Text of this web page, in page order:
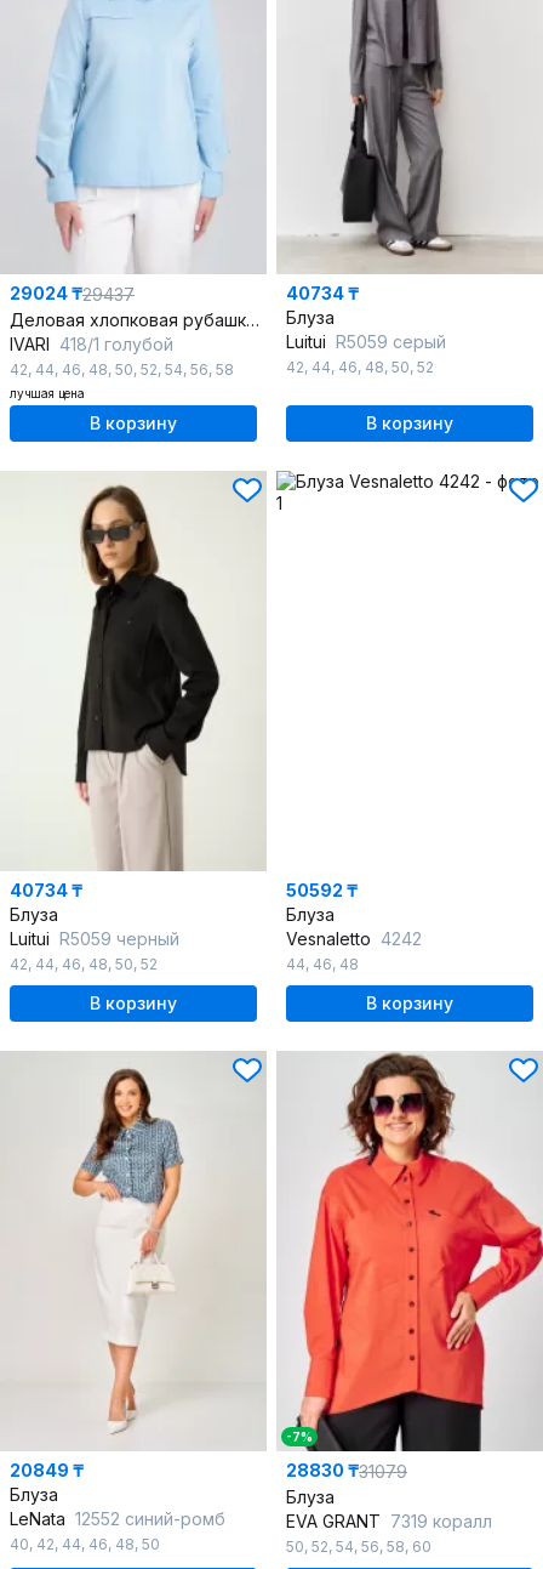
29024 ₸29437
Деловая хлопковая рубашка прямого силуэта
IVARI 418/1 голубой
42, 44, 46, 48, 50, 52, 54, 56, 58
лучшая цена
В корзину
40734 ₸
Блуза
Luitui R5059 серый
42, 44, 46, 48, 50, 52
В корзину
40734 ₸
Блуза
Luitui R5059 черный
42, 44, 46, 48, 50, 52
В корзину
50592 ₸
Блуза
Vesnaletto 4242
44, 46, 48
В корзину
20849 ₸
Блуза
LeNata 12552 синий-ромб
40, 42, 44, 46, 48, 50
-7%
28830 ₸31079
Блуза
EVA GRANT 7319 коралл
50, 52, 54, 56, 58, 60